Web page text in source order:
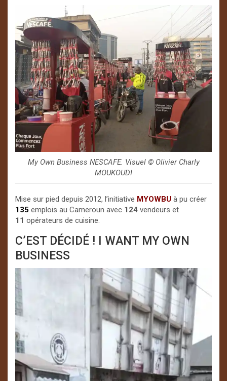
My Own Business NESCAFE. Visuel ©️ Olivier Charly
MOUKOUDI
Mise sur pied depuis 2012, l’initiative MYOWBU à pu créer
135 emplois au Cameroun avec 124 vendeurs et
11 opérateurs de cuisine.
C’EST DÉCIDÉ ! I WANT MY OWN
BUSINESS